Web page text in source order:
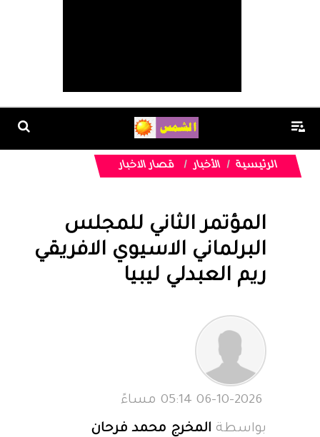
الرئيسية الأخبار قصار الاخبار
المؤتمر الثاني للمجلس
البرلماني الاسيوي الافريقي
ريم العبدلي ليبيا
بواسطة المخرج محمد فرحان